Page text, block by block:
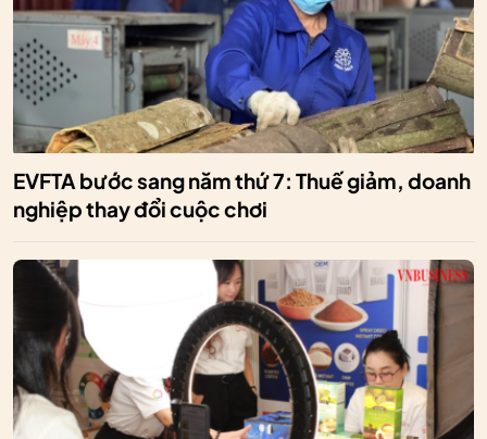
EVFTA bước sang năm thứ 7: Thuế giảm, doanh
nghiệp thay đổi cuộc chơi